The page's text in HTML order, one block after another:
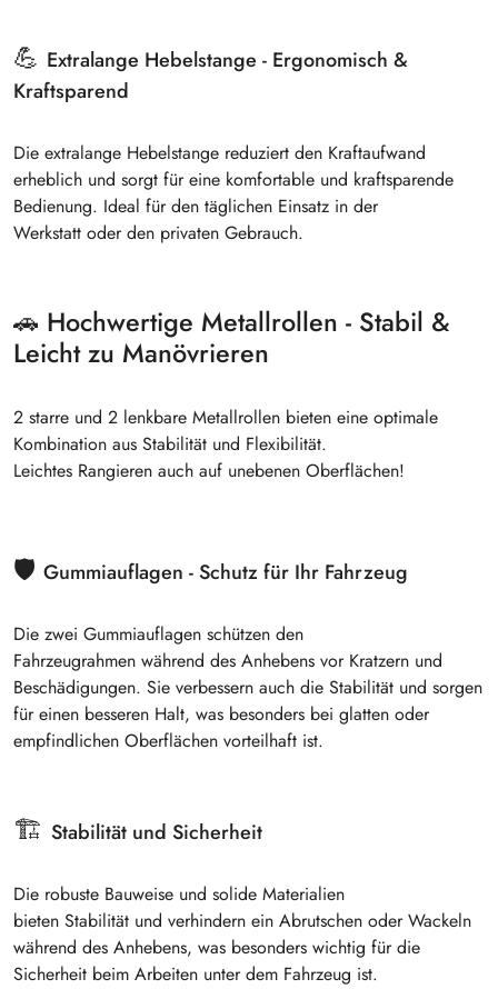
💪 Extralange Hebelstange - Ergonomisch &
Kraftsparend
Die extralange Hebelstange reduziert den Kraftaufwand
erheblich und sorgt für eine komfortable und kraftsparende
Bedienung. Ideal für den täglichen Einsatz in der
Werkstatt oder den privaten Gebrauch.
🚗 Hochwertige Metallrollen - Stabil &
Leicht zu Manövrieren
2 starre und 2 lenkbare Metallrollen bieten eine optimale
Kombination aus Stabilität und Flexibilität.
Leichtes Rangieren auch auf unebenen Oberflächen!
🛡️ Gummiauflagen - Schutz für Ihr Fahrzeug
Die zwei Gummiauflagen schützen den
Fahrzeugrahmen während des Anhebens vor Kratzern und
Beschädigungen. Sie verbessern auch die Stabilität und sorgen
für einen besseren Halt, was besonders bei glatten oder
empfindlichen Oberflächen vorteilhaft ist.
🏗️ Stabilität und Sicherheit
Die robuste Bauweise und solide Materialien
bieten Stabilität und verhindern ein Abrutschen oder Wackeln
während des Anhebens, was besonders wichtig für die
Sicherheit beim Arbeiten unter dem Fahrzeug ist.